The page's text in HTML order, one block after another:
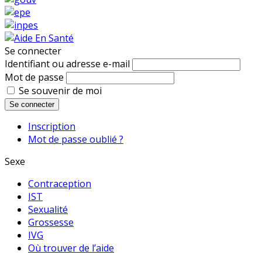
Se connecter
Identifiant ou adresse e-mail
Mot de passe
Se souvenir de moi
Se connecter
Inscription
Mot de passe oublié ?
Sexe
Contraception
IST
Sexualité
Grossesse
IVG
Où trouver de l’aide